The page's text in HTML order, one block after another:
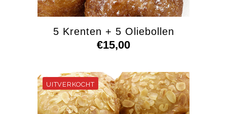
5 Krenten + 5 Oliebollen
€15,00